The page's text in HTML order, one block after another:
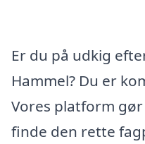
Er du på udkig
Hammel? Du er
Vores platform
finde den rette